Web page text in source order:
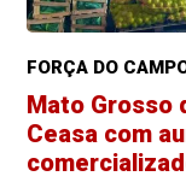
FORÇA DO
Mato Grosso
Ceasa com